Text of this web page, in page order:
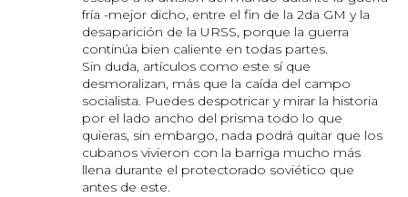
fría -mejor dicho, entre el fin de la 2da GM y la
desaparición de la URSS, porque la guerra
continúa bien caliente en todas partes.
Sin duda, artículos como este sí que
desmoralizan, más que la caída del campo
socialista. Puedes despotricar y mirar la historia
por el lado ancho del prisma todo lo que
quieras, sin embargo, nada podrá quitar que los
cubanos vivieron con la barriga mucho más
llena durante el protectorado soviético que
antes de este.